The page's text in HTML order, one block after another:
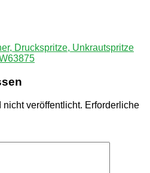
Druckspritze, Unkrautspritze
veröffentlicht. Erforderliche